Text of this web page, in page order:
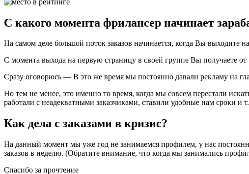
С какого момента фрилансер начинает
На самом деле большой поток заказов начинается, когда Вы выходите
C момента выхода на первую страницу в своей группе Вы получаете от
Сразу оговорюсь — В это же время мы постоянно давали рекламу на
Но тем не менее, это именно то время, когда мы совсем перестали
работали с неадекватными заказчиками, ставили удобные нам сроки и
Как дела с заказами в кризис?
На данный момент мы уже год не занимаемся профилем, у нас
заказов в неделю. (Обратите внимание, что когда мы занимались
Спасибо за прочтение